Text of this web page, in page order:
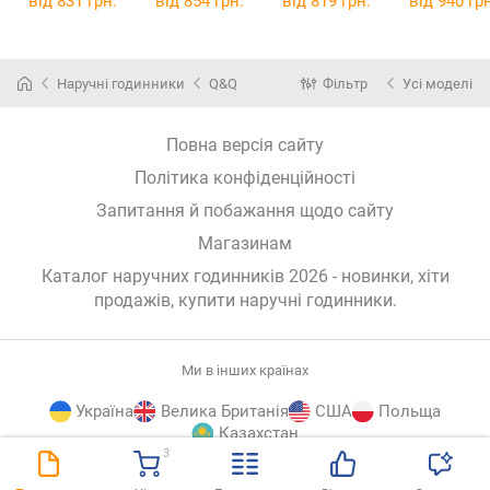
3
Наручні годинники Q&Q Фільтр Усі моделі
Повна версія сайту
Політика конфіденційності
Запитання й побажання щодо сайту
Магазинам
Каталог наручних годинників 2026 - новинки, хіти
продажів, купити наручні годинники.
Ми в інших країнах
Україна Велика Британія США
Польща
Казахстан